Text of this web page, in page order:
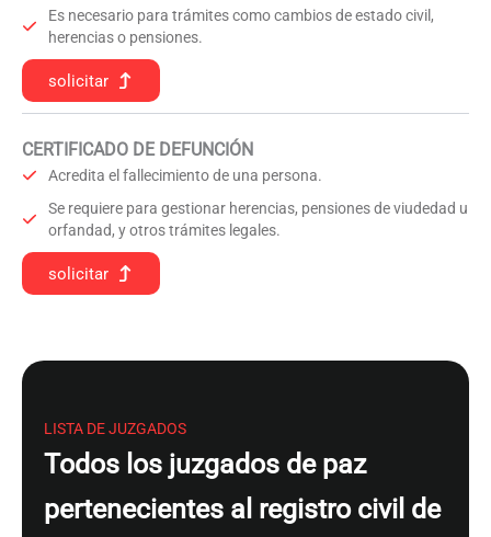
Es necesario para trámites como cambios de estado civil,
herencias o pensiones.
solicitar
CERTIFICADO DE DEFUNCIÓN
Acredita el fallecimiento de una persona.
Se requiere para gestionar herencias, pensiones de viudedad u
orfandad, y otros trámites legales.
solicitar
LISTA DE JUZGADOS
Todos los juzgados de paz
pertenecientes al registro civil de